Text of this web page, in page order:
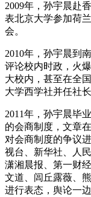
2009年，孙宇晨赴
表北京大学参加荷
会。
2010年，孙宇晨到
评论校内时政，火
大校内，甚至在全
大学西学社并任社
2011年，孙宇晨毕
的会商制度，文章
对会商制度的争议
视台、新华社、人
潇湘晨报、第一财
文道、闾丘露薇、
进行表态，舆论一